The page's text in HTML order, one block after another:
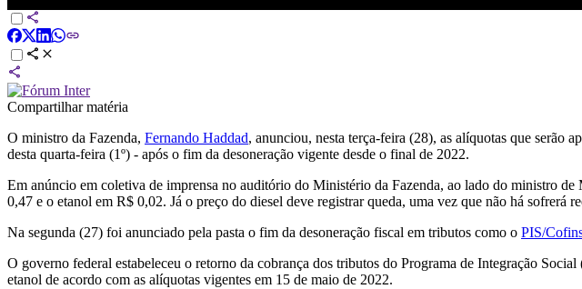
Compartilhar matéria
O ministro da Fazenda, Fernando Haddad, anunciou, nesta terça-feira (28), as alíquotas que serão
desta quarta-feira (1º) - após o fim da desoneração vigente desde o final de 2022.
Em anúncio em coletiva de imprensa no auditório do Ministério da Fazenda, ao lado do ministro
0,47 e o etanol em R$ 0,02. Já o preço do diesel deve registrar queda, uma vez que não há sofrerá
Na segunda (27) foi anunciado pela pasta o fim da desoneração fiscal em tributos como o PIS/
O governo federal estabeleceu o retorno da cobrança dos tributos do Programa de Integração
etanol de acordo com as alíquotas vigentes em 15 de maio de 2022.